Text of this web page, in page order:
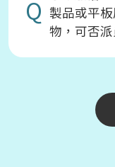
Q 製品或平
物，可否